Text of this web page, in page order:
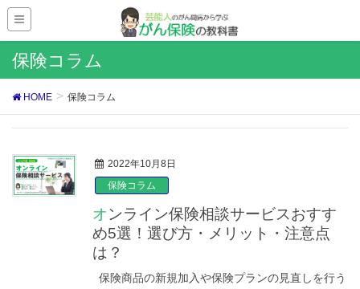
保険コラム
HOME 保険コラム
2022年10月8日
保険コラム
オンライン保険相談サービスおすす
め5選！選び方・メリット・注意点
は？
保険商品の新規加入や保険プランの見直しを行う